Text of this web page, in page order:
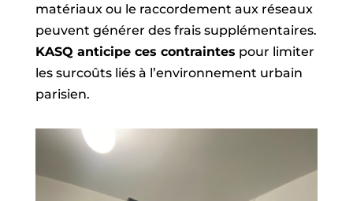
matériaux ou le raccordement aux réseaux
peuvent générer des frais supplémentaires.
KASQ anticipe ces contraintes pour limiter
les surcoûts liés à l’environnement urbain
parisien.